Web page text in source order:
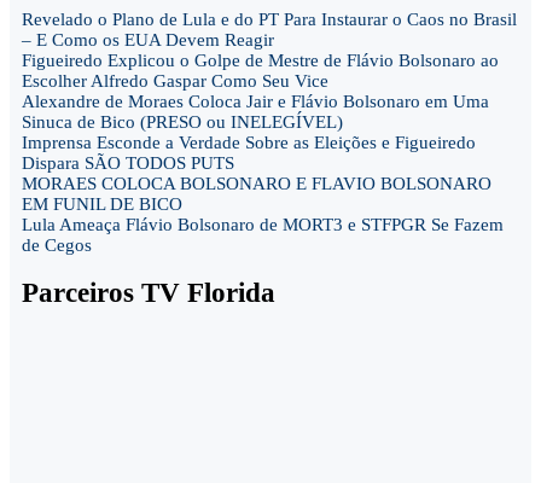
Revelado o Plano de Lula e do PT Para Instaurar o Caos no Brasil
– E Como os EUA Devem Reagir
Figueiredo Explicou o Golpe de Mestre de Flávio Bolsonaro ao
Escolher Alfredo Gaspar Como Seu Vice
Alexandre de Moraes Coloca Jair e Flávio Bolsonaro em Uma
Sinuca de Bico (PRESO ou INELEGÍVEL)
Imprensa Esconde a Verdade Sobre as Eleições e Figueiredo
Dispara SÃO TODOS PUTS
MORAES COLOCA BOLSONARO E FLAVIO BOLSONARO
EM FUNIL DE BICO
Lula Ameaça Flávio Bolsonaro de MORT3 e STFPGR Se Fazem
de Cegos
Parceiros TV Florida